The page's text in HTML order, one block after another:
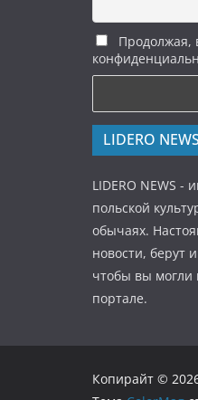
Продолжая,
LIDERO NEWS
LIDERO NEWS
польской
обычаях.
новости, берут
чтобы вы
портале.
Копирайт ©